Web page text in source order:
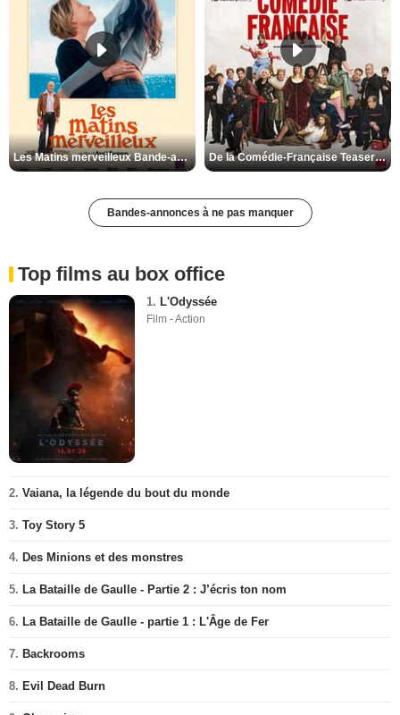
Les Matins merveilleux Bande-annonce VF De la Comédie-Française Teaser VF
Bandes-annonces à ne pas manquer
Top films au box office
1. L'Odyssée
Film - Action
2. Vaiana, la légende du bout du monde
3. Toy Story 5
4. Des Minions et des monstres
5. La Bataille de Gaulle - Partie 2 : J’écris ton nom
6. La Bataille de Gaulle - partie 1 : L'Âge de Fer
7. Backrooms
8. Evil Dead Burn